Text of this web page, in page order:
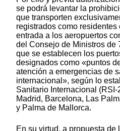
se podrá levantar la
que transporten
registrados como
entrada a los aeropuertos
del Consejo de Ministros de
que se establecen los
designados como «puntos
atención a emergencias de
internacional», según lo
Sanitario Internacional
Madrid, Barcelona, Las
y Palma de Mallorca.
En su virtud, a propuesta